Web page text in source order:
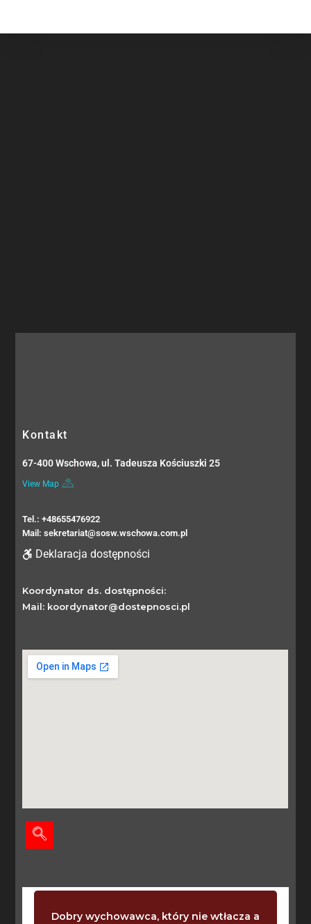
Kontakt
67-400 Wschowa, ul. Tadeusza Kościuszki 25
View Map
Tel.: +48655476922
Mail: sekretariat@sosw.wschowa.com.pl
Deklaracja dostępności
Koordynator ds. dostępności:
Mail: koordynator@dostepnosci.pl
Dobry wychowawca, który nie wtłacza a